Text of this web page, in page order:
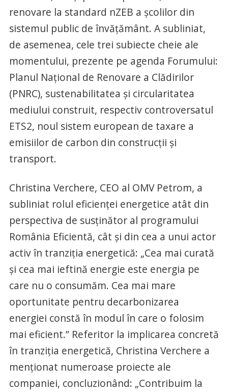
renovare la standard nZEB a școlilor din
sistemul public de învățământ. A subliniat,
de asemenea, cele trei subiecte cheie ale
momentului, prezente pe agenda Forumului:
Planul Național de Renovare a Clădirilor
(PNRC), sustenabilitatea și circularitatea
mediului construit, respectiv controversatul
ETS2, noul sistem european de taxare a
emisiilor de carbon din construcții și
transport.
Christina Verchere, CEO al OMV Petrom, a
subliniat rolul eficienței energetice atât din
perspectiva de susținător al programului
România Eficientă, cât și din cea a unui actor
activ în tranziția energetică: „Cea mai curată
și cea mai ieftină energie este energia pe
care nu o consumăm. Cea mai mare
oportunitate pentru decarbonizarea
energiei constă în modul în care o folosim
mai eficient.” Referitor la implicarea concretă
în tranziția energetică, Christina Verchere a
menționat numeroase proiecte ale
companiei, concluzionând: „Contribuim la